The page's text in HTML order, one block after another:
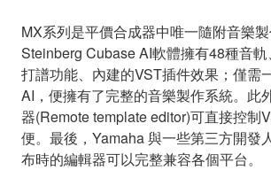
MX系列是平價合成器中唯一隨附音樂製
Steinberg Cubase AI軟體擁有48種音軌
打譜功能、內建的VST插件效果；僅需
AI，便擁有了完整的音樂製作系統。此
器(Remote template editor)可直接控制
便。最後，Yamaha 與一些第三方開發
布時的編輯器可以完整兼容各個平台。